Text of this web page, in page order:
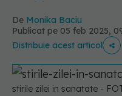
De Monika Baciu
Publicat pe 05 feb 2025,
Distribuie acest articol
stirile zilei in sanatate -